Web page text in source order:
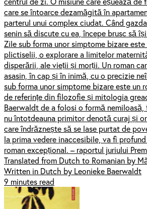
care se întoarce dezamăgită în
parterul unui complex ciudat. Când
senin să discute cu ea, începe brusc să
Zile sub forma unor simptome bizare
plictiselii, o explorare a limitelor
disperării, ale vieții și morții. Un roman
asasin, în cap și în inimă, cu o precizie
sub forma unor simptome bizare este un
de referințe din filozofie și mitologia
Baerwaldt de a folosi o formă
nu întotdeauna primitor denotă curaj și
care îndrăznește să se lase purtat de
la prima vedere inaccesibile, va fi
roman excepțional. – raportul juriului
Translated from Dutch to Romanian by
Written in Dutch by Leonieke Baerwaldt
9 minutes read